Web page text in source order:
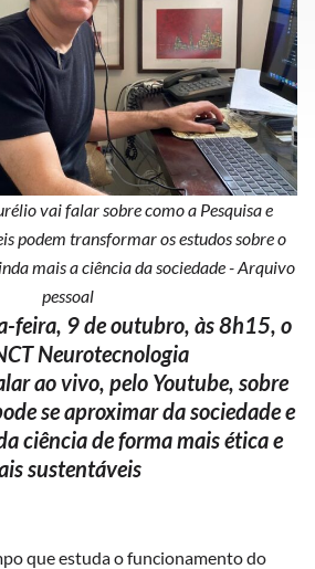
vai falar sobre como a Pesquisa e
podem transformar os estudos sobre o
mais a ciência da sociedade - Arquivo
pessoal
feira, 9 de outubro, às 8h15, o
Neurotecnologia
ao vivo, pelo Youtube, sobre
se aproximar da sociedade e
ciência de forma mais ética e
sustentáveis
que estuda o funcionamento do